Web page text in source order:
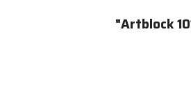
"Artblock